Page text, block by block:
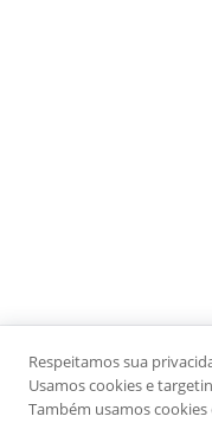
Respeitamos sua
Usamos cookies e
Também usamos